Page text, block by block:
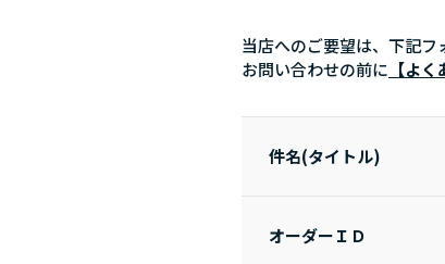
当店へのご要望は、下記フ
お問い合わせの前に 【よ
件名(タイトル)
オーダーＩＤ